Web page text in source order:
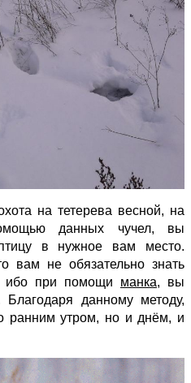
на тетерева весной, на
данных чучел, вы
птицу в нужное вам место.
вам не обязательно знать
ибо при помощи манка, вы
данному методу,
ранним утром, но и днём, и